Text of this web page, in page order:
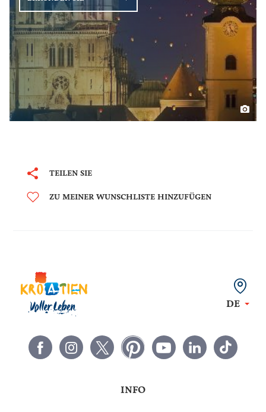
TEILEN SIE
ZU MEINER WUNSCHLISTE HINZUFÜGEN
DE
INFO